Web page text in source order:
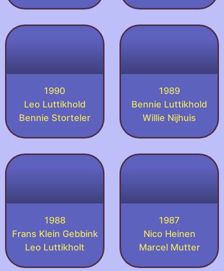
1990
Leo Luttikhold
Bennie Storteler
1989
Bennie Luttikhold
Willie Nijhuis
1988
Frans Klein Gebbink
Leo Luttikholt
1987
Nico Heinen
Marcel Mutter